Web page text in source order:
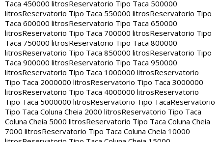
Taca 450000 litrosReservatorio Tipo Taca 500000
litrosReservatorio Tipo Taca 550000 litrosReservatorio Tipo
Taca 600000 litrosReservatorio Tipo Taca 650000
litrosReservatorio Tipo Taca 700000 litrosReservatorio Tipo
Taca 750000 litrosReservatorio Tipo Taca 800000
litrosReservatorio Tipo Taca 850000 litrosReservatorio Tipo
Taca 900000 litrosReservatorio Tipo Taca 950000
litrosReservatorio Tipo Taca 1000000 litrosReservatorio
Tipo Taca 2000000 litrosReservatorio Tipo Taca 3000000
litrosReservatorio Tipo Taca 4000000 litrosReservatorio
Tipo Taca 5000000 litrosReservatorio Tipo TacaReservatorio
Tipo Taca Coluna Cheia 2000 litrosReservatorio Tipo Taca
Coluna Cheia 5000 litrosReservatorio Tipo Taca Coluna Cheia
7000 litrosReservatorio Tipo Taca Coluna Cheia 10000